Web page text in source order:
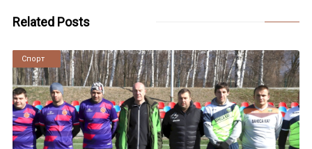
Related Posts
Новини
Спорт